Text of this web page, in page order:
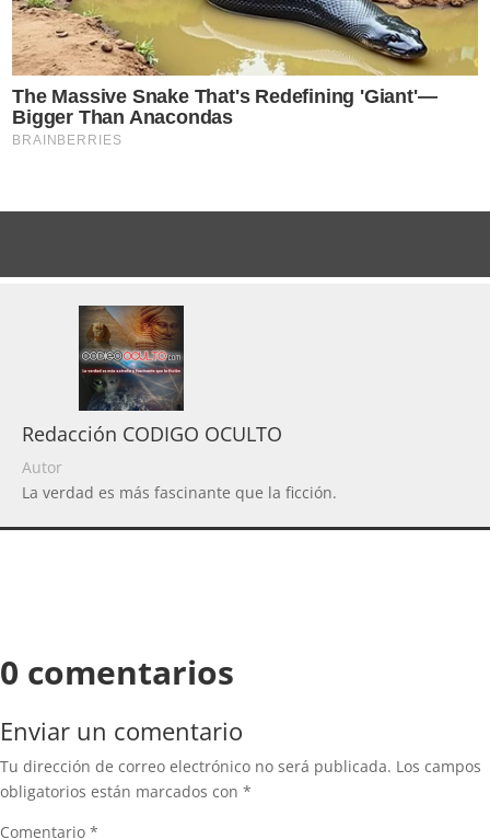
Redacción CODIGO OCULTO
Autor
La verdad es más fascinante que la ficción.
0 comentarios
Enviar un comentario
Tu dirección de correo electrónico no será publicada. Los campos
obligatorios están marcados con *
Comentario *